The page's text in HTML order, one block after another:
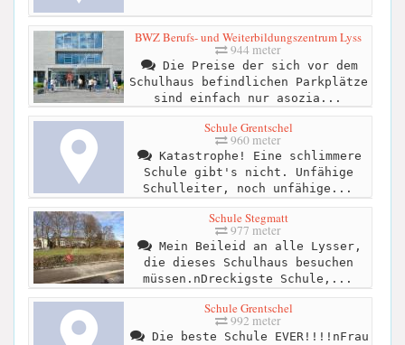
BWZ Berufs- und Weiterbildungszentrum Lyss
944 meter
Die Preise der sich vor dem
Schulhaus befindlichen Parkplätze
sind einfach nur asozia...
Schule Grentschel
960 meter
Katastrophe! Eine schlimmere
Schule gibt's nicht. Unfähige
Schulleiter, noch unfähige...
Schule Stegmatt
977 meter
Mein Beileid an alle Lysser,
die dieses Schulhaus besuchen
müssen.nDreckigste Schule,...
Schule Grentschel
992 meter
Die beste Schule EVER!!!!nFrau